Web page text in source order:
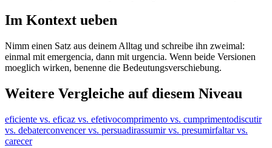
Im Kontext ueben
Nimm einen Satz aus deinem Alltag und schreibe ihn zweimal:
einmal mit emergencia, dann mit urgencia. Wenn beide Versionen
moeglich wirken, benenne die Bedeutungsverschiebung.
Weitere Vergleiche auf diesem Niveau
eficiente vs. eficaz vs. efetivocomprimento vs. cumprimentodiscutir
vs. debaterconvencer vs. persuadirassumir vs. presumirfaltar vs.
carecer